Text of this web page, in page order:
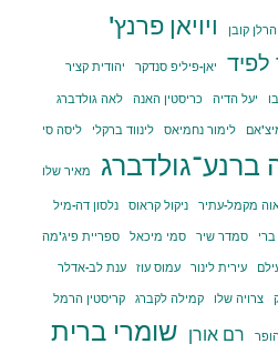
הרלן קובן ויויאן פרנץ'
לפיד יאן-פיליפ סנדקר יהודית קציר
יעל הדיה כריסטין האנה
לאה גולדברג
לימור נחמיאס לינווד ברקלי ליסה סי
ברנע־גולדברג מאיר שלו
מקמל-עתיר ניקול קראוס נלסון דה-מיל
סמדר שיר סמי מיכאל
ספריית פיג'מה
עירית לינור עמוס עוז
ענת לב-אדלר
צרויה שלו קמילה לקברג קריסטין הרמל
רם אורן שומרי ברית